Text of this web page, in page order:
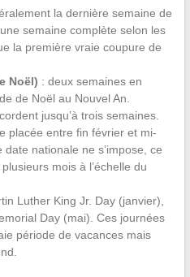
la dernière semaine de
semaine complète selon les
la première vraie coupure de
Noël) : deux semaines en
de Noël au Nouvel An.
jusqu’à trois semaines.
placée entre fin février et mi-
nationale ne s’impose, ce
mois à l’échelle du
Luther King Jr. Day (janvier),
Day (mai). Ces journées
période de vacances mais